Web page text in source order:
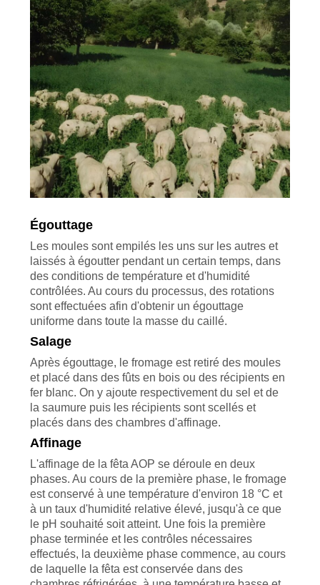
Égouttage
Les moules sont empilés les uns sur les autres et
laissés à égoutter pendant un certain temps, dans
des conditions de température et d'humidité
contrôlées. Au cours du processus, des rotations
sont effectuées afin d'obtenir un égouttage
uniforme dans toute la masse du caillé.
Salage
Après égouttage, le fromage est retiré des moules
et placé dans des fûts en bois ou des récipients en
fer blanc. On y ajoute respectivement du sel et de
la saumure puis les récipients sont scellés et
placés dans des chambres d'affinage.
Affinage
L'affinage de la fêta AOP se déroule en deux
phases. Au cours de la première phase, le fromage
est conservé à une température d'environ 18 °C et
à un taux d'humidité relative élevé, jusqu'à ce que
le pH souhaité soit atteint. Une fois la première
phase terminée et les contrôles nécessaires
effectués, la deuxième phase commence, au cours
de laquelle la fêta est conservée dans des